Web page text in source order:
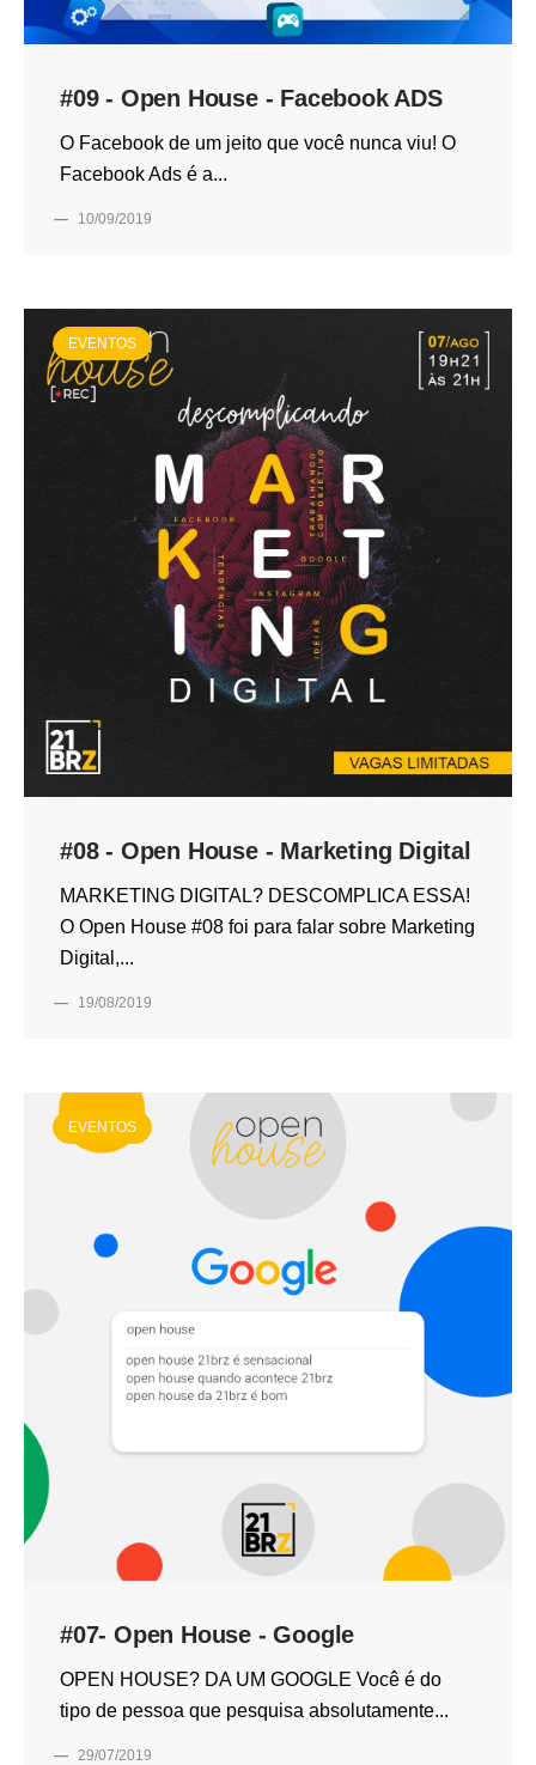
#09 - Open House - Facebook ADS
O Facebook de um jeito que você nunca viu! O
Facebook Ads é a...
— 10/09/2019
EVENTOS
#08 - Open House - Marketing Digital
MARKETING DIGITAL? DESCOMPLICA ESSA!
O Open House #08 foi para falar sobre Marketing
Digital,...
— 19/08/2019
EVENTOS
#07- Open House - Google
OPEN HOUSE? DA UM GOOGLE Você é do
tipo de pessoa que pesquisa absolutamente...
— 29/07/2019